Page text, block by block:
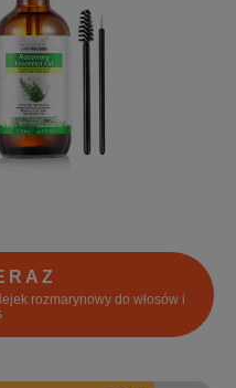
rozmarynowy do włosów i